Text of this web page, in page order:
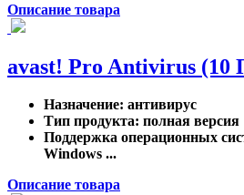
Описание товара
avast! Pro Antivirus (10
Назначение: антивирус
Тип продукта: полная версия
Поддержка операционных
Windows ...
Описание товара